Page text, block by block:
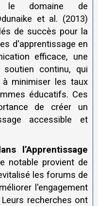
le domaine de
et al. (2013)
de succès pour la
d'apprentissage en
efficace, une
continu, qui
à minimiser les taux
éducatifs. Ces
de créer un
accessible et
l’Apprentissage
notable provient de
les forums de
l'engagement
recherches ont